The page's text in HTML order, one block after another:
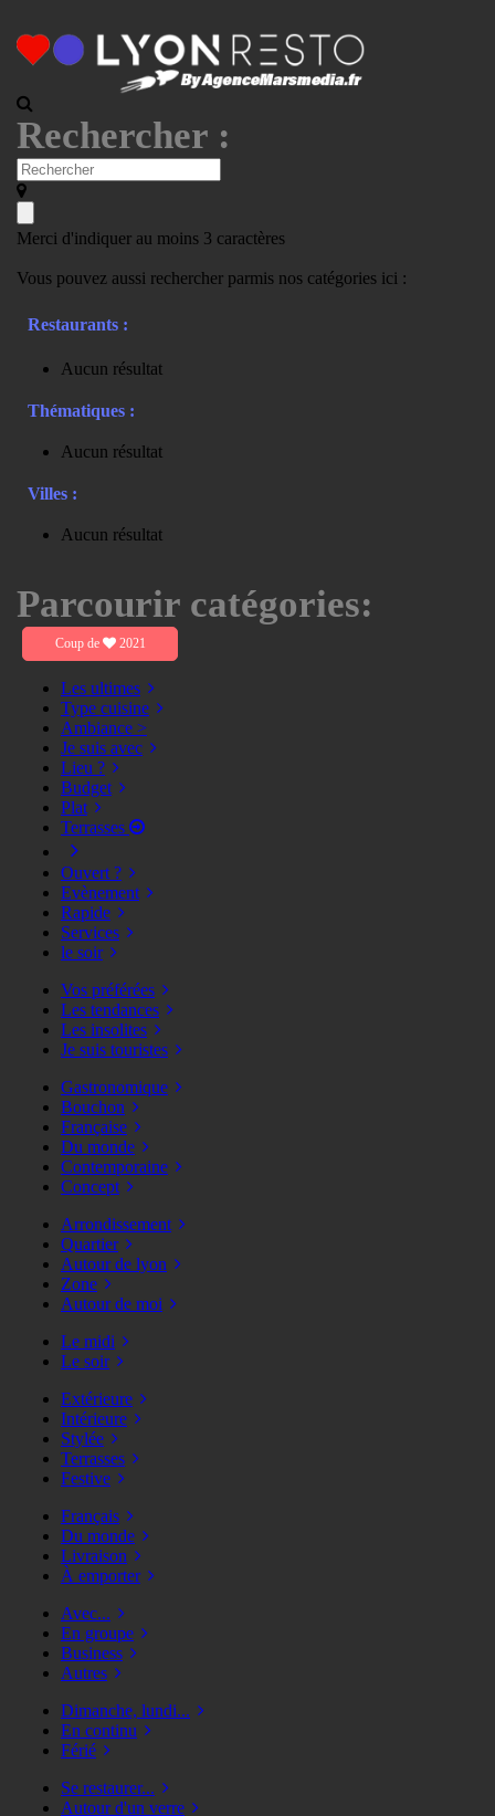
Rechercher :
Merci d'indiquer au moins 3 caractères
Vous pouvez aussi rechercher parmis nos catégories ici :
Restaurants :
Aucun résultat
Thématiques :
Aucun résultat
Villes :
Aucun résultat
Parcourir catégories:
Coup de 2021
Les ultimes
Type cuisine
Ambiance >
Je suis avec
Lieu ?
Budget
Plat
Terrasses
Ouvert ?
Evènement
Rapide
Services
le soir
Vos préférées
Les tendances
Les insolites
Je suis touristes
Gastronomique
Bouchon
Française
Du monde
Contemporaine
Concept
Arrondissement
Quartier
Autour de lyon
Zone
Autour de moi
Le midi
Le soir
Extérieure
Intérieure
Stylée
Terrasses
Festive
Français
Du monde
Livraison
À emporter
Avec...
En groupe
Business
Autres
Dimanche, lundi...
En continu
Férié
Se restaurer...
Autour d'un verre